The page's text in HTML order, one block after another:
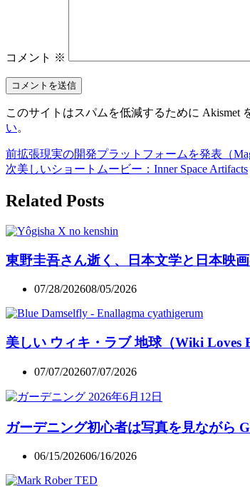
コメント ※
このサイトはスパムを低減するために Akismet
い。
前拡張現実の開発プラットフォームを発表（
次美しいショートムービー：Inner Space Artifacts
Related Posts
東野圭吾さん逝く、日本文学と日本映
07/28/202608/05/2026
美しい ウィキ・ラブ 地球（Wiki Loves
07/07/202607/07/2026
ガーデニング初心者は写真を見ながら
06/15/202606/16/2026